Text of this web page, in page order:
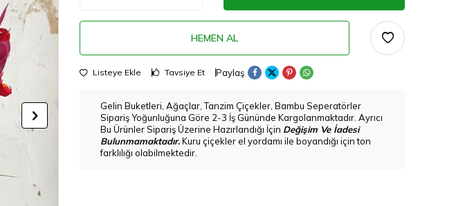
HEMEN AL
Listeye Ekle Tavsiye Et Paylaş
Gelin Buketleri, Ağaçlar, Tanzim Çiçekler, Bambu Seperatörler
Sipariş Yoğunluğuna Göre 2-3 İş Gününde Kargolanmaktadır. Ayrıcı
Bu Ürünler Sipariş Üzerine Hazırlandığı İçin Değişim Ve İadesi
Bulunmamaktadır.Kuru çiçekler el yordamı ile boyandığı için ton
farklılığı olabilmektedir.